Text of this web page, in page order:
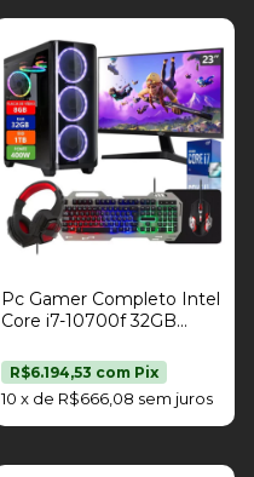
Pc Gamer Completo Intel
Core i7-10700f 32GB
RX 580 8GB Fonte 400w
Monitor 23" Kit Gamer
Strong Tech
10 x de R$666,08 sem juros
R$6.194,53 com Pix